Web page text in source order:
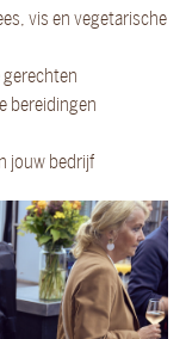
vis en vegetarische
gerechten
bereidingen
jouw bedrijf